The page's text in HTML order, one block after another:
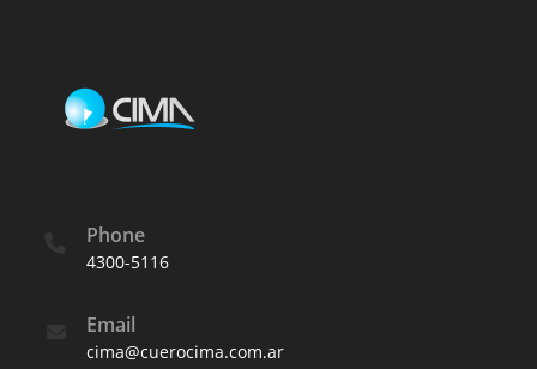
Phone
4300-5116
Email
cima@cuerocima.com.ar